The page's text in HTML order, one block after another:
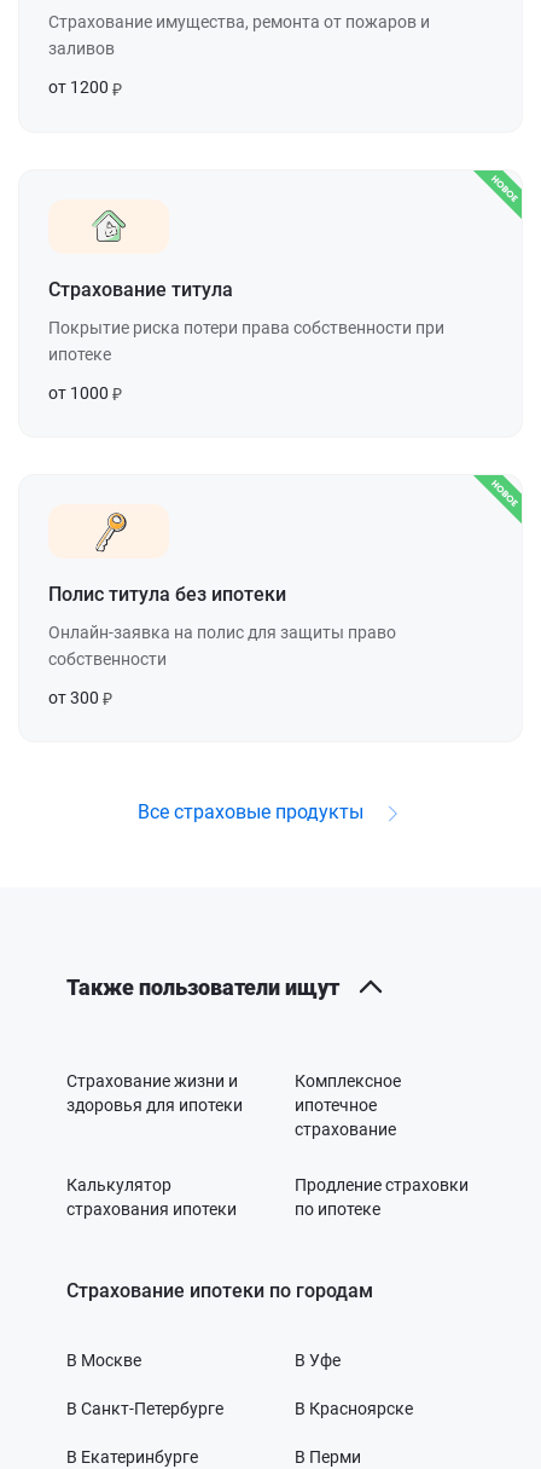
Страхование имущества, ремонта от пожаров и
заливов
от 1200
Страхование титула
Покрытие риска потери права собственности при
ипотеке
от 1000
Полис титула без ипотеки
Онлайн-заявка на полис для защиты право
собственности
от 300
Все страховые продукты
Также пользователи ищут
Страхование жизни и
здоровья для ипотеки
Комплексное
ипотечное
страхование
Калькулятор
страхования ипотеки
Продление страховки
по ипотеке
Страхование ипотеки по городам
В Москве
В Санкт-Петербурге
В Екатеринбурге
В Уфе
В Красноярске
В Перми